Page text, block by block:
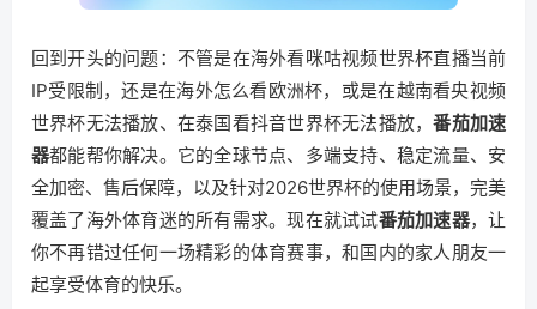
回到开头的问题：不管是在海外看咪咕视频世界杯直播当前
IP受限制，还是在海外怎么看欧洲杯，或是在越南看央视频
世界杯无法播放、在泰国看抖音世界杯无法播放，番茄加速
器都能帮你解决。它的全球节点、多端支持、稳定流量、安
全加密、售后保障，以及针对2026世界杯的使用场景，完美
覆盖了海外体育迷的所有需求。现在就试试番茄加速器，让
你不再错过任何一场精彩的体育赛事，和国内的家人朋友一
起享受体育的快乐。